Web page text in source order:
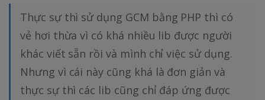
Thực sự thì sử dụng GCM bằng PHP thì có
vẻ hơi thừa vì có khá nhiều lib được người
khác viết sẵn rồi và mình chỉ việc sử dụng.
Nhưng vì cái này cũng khá là đơn giản và
thực sự thì các lib cũng chỉ đáp ứng được